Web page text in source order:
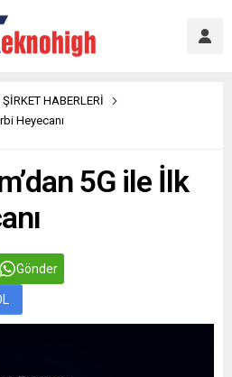
ŞİRKET HABERLERİ
Heyecanı
5G ile İlk
Gönder